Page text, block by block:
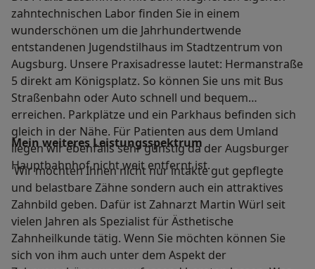
zahntechnischen Labor finden Sie in einem
wunderschönen um die Jahrhundertwende
entstandenen Jugendstilhaus im Stadtzentrum von
Augsburg. Unsere Praxisadresse lautet: Hermanstraße
5 direkt am Königsplatz. So können Sie uns mit Bus
Straßenbahn oder Auto schnell und bequem
erreichen. Parkplätze und ein Parkhaus befinden sich
gleich in der Nähe. Für Patienten aus dem Umland
liegen wir ebenfalls sehr günstig da der Augsburger
Hauptbahnhof nicht weit entfernt ist.
Mein weiteres Leistungs­spektrum
Wir möchten Ihnen nicht nur intakte gut gepflegte
und belastbare Zähne sondern auch ein attraktives
Zahnbild geben. Dafür ist Zahnarzt Martin Würl seit
vielen Jahren als Spezialist für Ästhetische
Zahnheilkunde tätig. Wenn Sie möchten können Sie
sich von ihm auch unter dem Aspekt der